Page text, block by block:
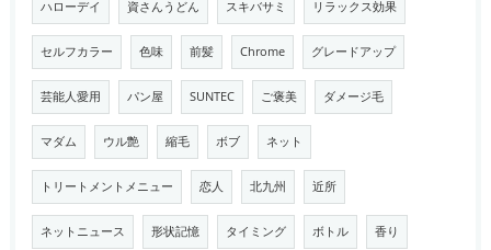
ハローデイ 資さんうどん スキバサミ リラックス効果
セルフカラー 色味 前髪 Chrome グレードアップ
芸能人愛用 パン屋 SUNTEC ご褒美 ダメージ毛
マダム ウル艶 縮毛 ボブ ネット
トリートメントメニュー 恋人 北九州 近所
ネットニュース 形状記憶 タイミング ボトル 香り